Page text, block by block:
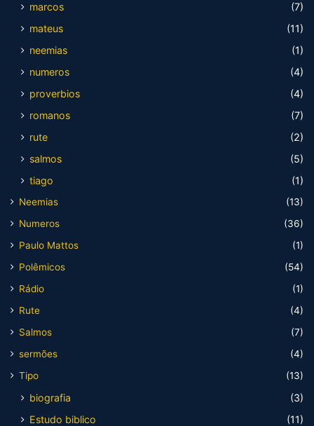
marcos
(7)
mateus
(11)
neemias
(1)
numeros
(4)
proverbios
(4)
romanos
(7)
rute
(2)
salmos
(5)
tiago
(1)
Neemias
(13)
Numeros
(36)
Paulo Mattos
(1)
Polêmicos
(54)
Rádio
(1)
Rute
(4)
Salmos
(7)
sermões
(4)
Tipo
(13)
biografia
(3)
Estudo biblico
(11)